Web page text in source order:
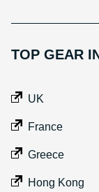
TOP GEAR
UK
France
Greece
Hong Kong